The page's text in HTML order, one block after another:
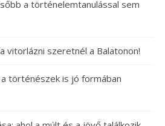
a történelemtanulással sem
vitorlázni szeretnél a Balatonon!
történészek is jó formában